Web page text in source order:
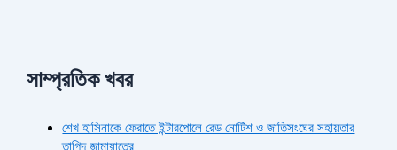
সাম্প্রতিক খবর
শেখ হাসিনাকে ফেরাতে ইন্টারপোলে রেড নোটিশ ও জাতিসংঘের সহায়তার
তাগিদ জামায়াতের